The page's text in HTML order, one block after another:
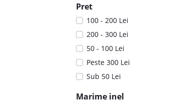
Pret
100 - 200 Lei
200 - 300 Lei
50 - 100 Lei
Peste 300 Lei
Sub 50 Lei
Marime inel